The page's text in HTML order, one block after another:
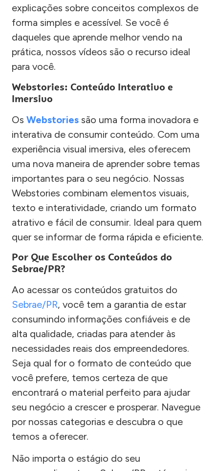
explicações sobre conceitos complexos de
forma simples e acessível. Se você é
daqueles que aprende melhor vendo na
prática, nossos vídeos são o recurso ideal
para você.
Webstories: Conteúdo Interativo e
Imersivo
Os Webstories são uma forma inovadora e
interativa de consumir conteúdo. Com uma
experiência visual imersiva, eles oferecem
uma nova maneira de aprender sobre temas
importantes para o seu negócio. Nossas
Webstories combinam elementos visuais,
texto e interatividade, criando um formato
atrativo e fácil de consumir. Ideal para quem
quer se informar de forma rápida e eficiente.
Por Que Escolher os Conteúdos do
Sebrae/PR?
Ao acessar os conteúdos gratuitos do
Sebrae/PR, você tem a garantia de estar
consumindo informações confiáveis e de
alta qualidade, criadas para atender às
necessidades reais dos empreendedores.
Seja qual for o formato de conteúdo que
você prefere, temos certeza de que
encontrará o material perfeito para ajudar
seu negócio a crescer e prosperar. Navegue
por nossas categorias e descubra o que
temos a oferecer.
Não importa o estágio do seu